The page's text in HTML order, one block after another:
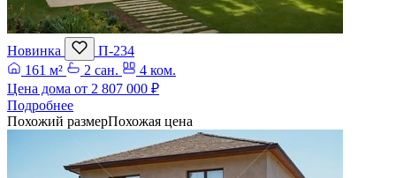
Новинка
П-234
161 м²
2 сан.
4 ком.
Цена дома от 2 807 000 ₽
Подробнее
Похожий размерПохожая цена